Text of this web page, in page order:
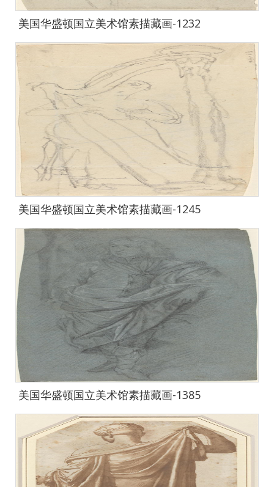
美国华盛顿国立美术馆素描藏画-1232
美国华盛顿国立美术馆素描藏画-1245
美国华盛顿国立美术馆素描藏画-1385